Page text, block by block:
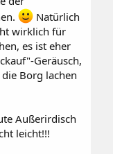
Natürlich
wirklich für
es ist eher
Geräusch,
Borg lachen
Außerirdisch
leicht!!!